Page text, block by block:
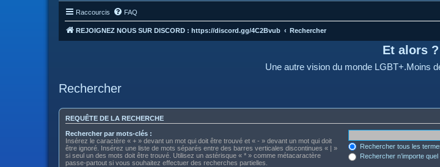
Raccourcis FAQ
REJOIGNEZ NOUS SUR DISCORD : https://discord.gg/4C2Bvub Rechercher
Et alors ?
Une autre vision du monde LGBT+.Moins
Rechercher
REQUÊTE DE LA RECHERCHE
Rechercher par mots-clés :
Insérez le caractère « + » devant un mot qui doit être trouvé et « - » devant un mot qui doit
être ignoré. Insérez une liste de mots séparés entre des barres verticales discontinues « | »
si seul un des mots doit être trouvé. Utilisez un astérisque « * » comme métacaractère
passe-partout si vous souhaitez effectuer des recherches partielles.
Rechercher tous les
Rechercher n’importe